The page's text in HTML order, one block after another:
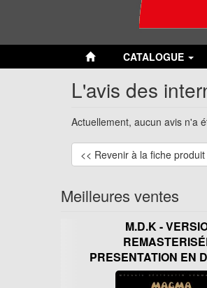
CATALOGUE
L'avis des
Actuellement, aucun avis n'a
<< Revenir à la fiche produit
Meilleures ventes
M.D.K -
PRESENTATION EN